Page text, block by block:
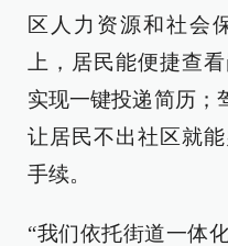
区人力资源和社会
上，居民能便捷查
实现一键投递简历；
让居民不出社区就
手续。
“我们依托街道一体